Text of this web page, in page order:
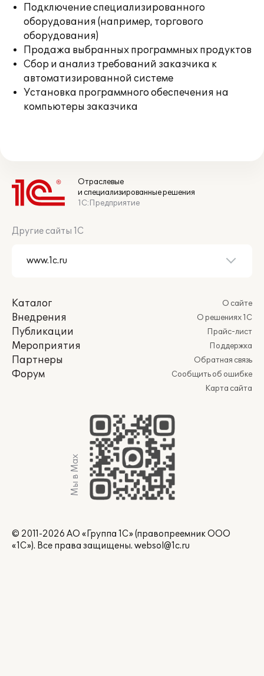
Подключение специализированного
оборудования (например, торгового
оборудования)
Продажа выбранных программных продуктов
Сбор и анализ требований заказчика к
автоматизированной системе
Установка программного обеспечения на
компьютеры заказчика
Отраслевые
и специализированные решения
1С:Предприятие
Другие сайты 1С
Каталог
Внедрения
Публикации
Мероприятия
Партнеры
Форум
О сайте
О решениях 1С
Прайс-лист
Поддержка
Обратная связь
Сообщить об ошибке
Карта сайта
Мы в Max
© 2011-2026 АО «Группа 1С» (правопреемник ООО
«1С»). Все права защищены. websol@1c.ru